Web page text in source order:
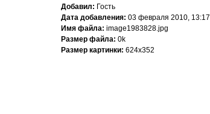
Добавил: Гость
Дата добавления: 03 февраля 2010, 13:17
Имя файла: image1983828.jpg
Размер файла: 0k
Размер картинки: 624x352